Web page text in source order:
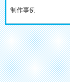
制作事例